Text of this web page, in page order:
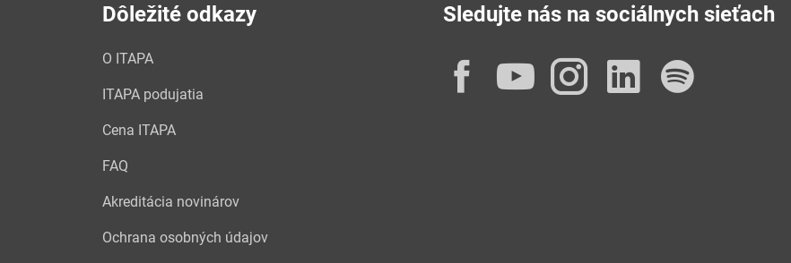
Dôležité odkazy
O ITAPA
ITAPA podujatia
Cena ITAPA
FAQ
Akreditácia novinárov
Ochrana osobných údajov
Sledujte nás na sociálnych sieťach
Facebook
YouTube
Instagram
LinkedIn